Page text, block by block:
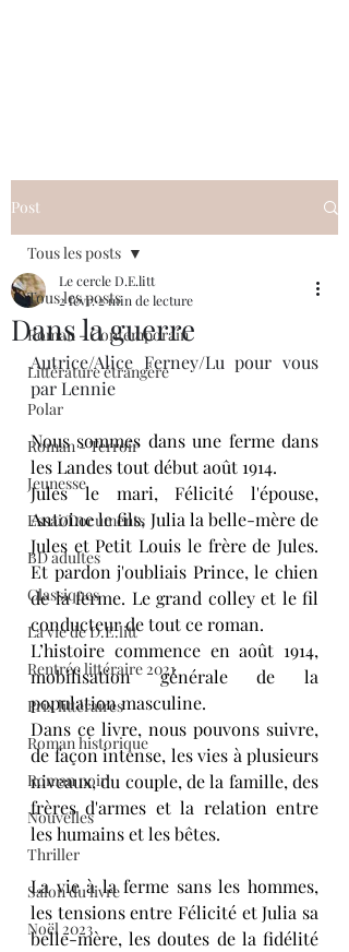
Post
Tous les posts
Roman - Contemporain
Littérature étrangère
Polar
Roman - Terroir
Jeunesse
Essai/Documents
BD adultes
Classiques
La vie de D.E.litt
Rentrée littéraire 2021
Prix littéraires
Roman historique
Roman noir
Nouvelles
Thriller
Salon du livre
Noël 2023
Tous les posts
Dans la guerre
Le cercle D.E.litt
2 févr.2 min de lecture
Autrice/Alice Ferney/Lu pour vous
par Lennie
Nous sommes dans une ferme dans
les Landes tout début août 1914.
Jules le mari, Félicité l'épouse,
Antoine le fils, Julia la belle-mère de
Jules et Petit Louis le frère de Jules.
Et pardon j'oubliais Prince, le chien
de la ferme. Le grand colley et le fil
conducteur de tout ce roman.
L’histoire commence en août 1914,
mobilisation générale de la
population masculine.
Dans ce livre, nous pouvons suivre,
de façon intense, les vies à plusieurs
niveaux, du couple, de la famille, des
frères d'armes et la relation entre
les humains et les bêtes.
La vie à la ferme sans les hommes,
les tensions entre Félicité et Julia sa
belle-mère, les doutes de la fidélité